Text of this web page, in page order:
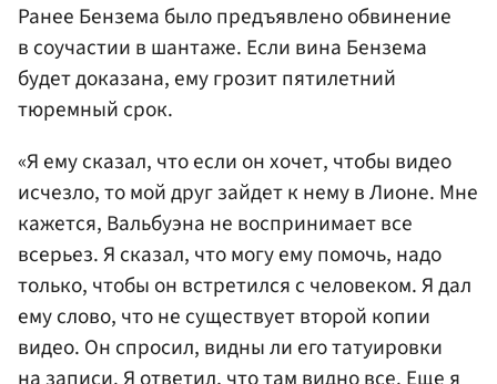
Ранее Бензема было предъявлено обвинение
в соучастии в шантаже. Если вина Бензема
будет доказана, ему грозит пятилетний
тюремный срок.
«Я ему сказал, что если он хочет, чтобы видео
исчезло, то мой друг зайдет к нему в Лионе. Мне
кажется, Вальбуэна не воспринимает все
всерьез. Я сказал, что могу ему помочь, надо
только, чтобы он встретился с человеком. Я дал
ему слово, что не существует второй копии
видео. Он спросил, видны ли его татуировки